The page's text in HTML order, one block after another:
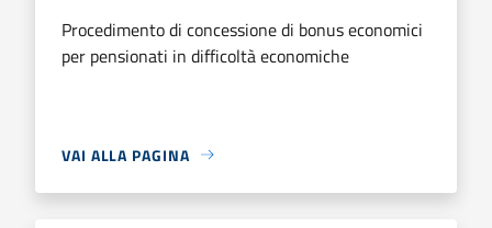
Procedimento di concessione di bonus economici
per pensionati in difficoltà economiche
VAI ALLA PAGINA